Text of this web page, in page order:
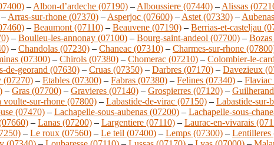
– Albon-d’ardeche (07190) – Alboussiere (07440) – Alissas
– Arras-sur-rhone (07370) – Asperjoc (07600) – Astet (07330) –
– Beaumont (07110) – Beauvene (07190) – Berrias-et-casteljau
– Boulieu-les-annonay (07100) – Bourg-saint-andeol (07700) –
– Chandolas (07230) – Chaneac (07310) – Charmes-sur-rhone
(07300) – Chirols (07380) – Chomerac (07210) – Colombier-le-
de-georand (07630) – Cruas (07350) – Darbres (07170) – Davezieux
(07270) – Etables (07300) – Fabras (07380) – Felines (07340) – Flaviac
– Gras (07700) – Gravieres (07140) – Grospierres (07120) –
voulte-sur-rhone (07800) – Labastide-de-virac (07150) – Labastide-sur-
(07470) – Lachapelle-sous-aubenas (07200) – Lachapelle-sous-
– Lanas (07200) – Largentiere (07110) – Laurac-en-vivarais
– Le roux (07560) – Le teil (07400) – Lemps (07300) – Lentilleres